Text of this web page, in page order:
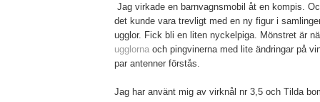
Jag virkade en barnvagnsmobil åt en kompis.
det kunde vara trevligt med en ny figur i
ugglor. Fick bli en liten nyckelpiga. Mönstret är
ugglorna och pingvinerna med lite ändringar på
par antenner förstås.
Jag har använt mig av virknål nr 3,5 och Tilda